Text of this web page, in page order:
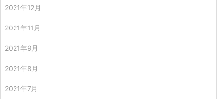
2021年12月
2021年11月
2021年9月
2021年8月
2021年7月